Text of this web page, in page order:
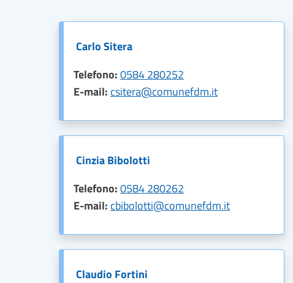
Carlo Sitera
Telefono:0584 280252
E-mail: csitera@comunefdm.it
Cinzia Bibolotti
Telefono:0584 280262
E-mail: cbibolotti@comunefdm.it
Claudio Fortini